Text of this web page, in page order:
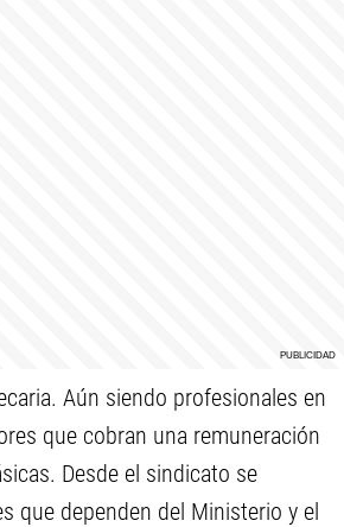
Aún siendo profesionales en
que cobran una remuneración
Desde el sindicato se
que dependen del Ministerio y el